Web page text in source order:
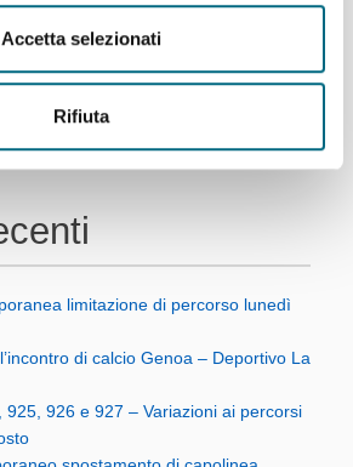
Accetta selezionati
Rifiuta
limitazione di percorso lunedì
di calcio Genoa – Deportivo La
925, 926 e 927 – Variazioni ai percorsi